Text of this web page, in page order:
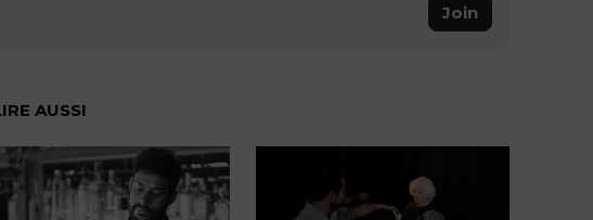
Join
AUSSI